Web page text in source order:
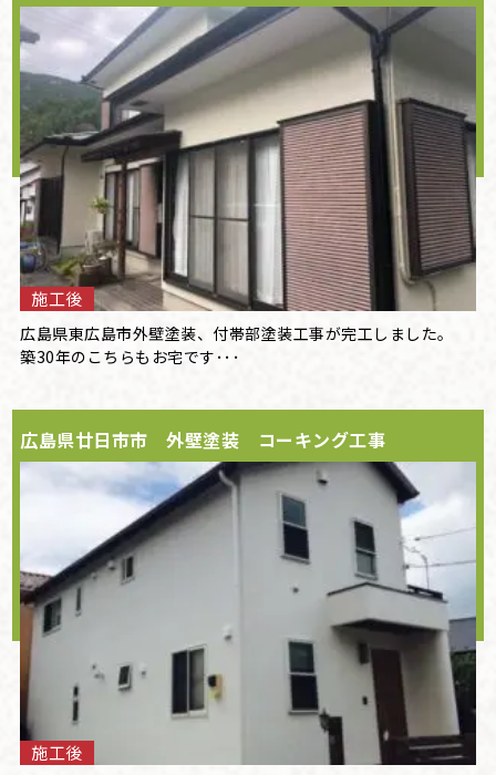
施工後
広島県東広島市外壁塗装、付帯部塗装工事が完工しました。
築30年のこちらもお宅です･･･
広島県廿日市市 外壁塗装 コーキング工事
施工後